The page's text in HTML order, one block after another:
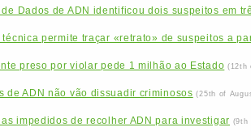
de Dados de ADN identificou dois suspeitos em
técnica permite traçar «retrato» de suspeitos a
preso por violar pede 1 milhão ao Estado (12th
de ADN não vão dissuadir criminosos (25th of
impedidos de recolher ADN para investigar (9th